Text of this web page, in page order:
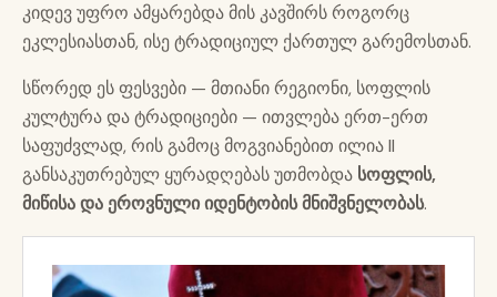
კიდევ უფრო ამყარებდა მის კავშირს როგორც
ეკლესიასთან, ისე ტრადიციულ ქართულ გარემოსთან.
სწორედ ეს ფესვები — მთიანი რეგიონი, სოფლის
კულტურა და ტრადიციები — ითვლება ერთ-ერთ
საფუძვლად, რის გამოც მოგვიანებით ილია II
განსაკუთრებულ ყურადღებას უთმობდა სოფლის,
მიწისა და ეროვნული იდენტობის მნიშვნელობას.